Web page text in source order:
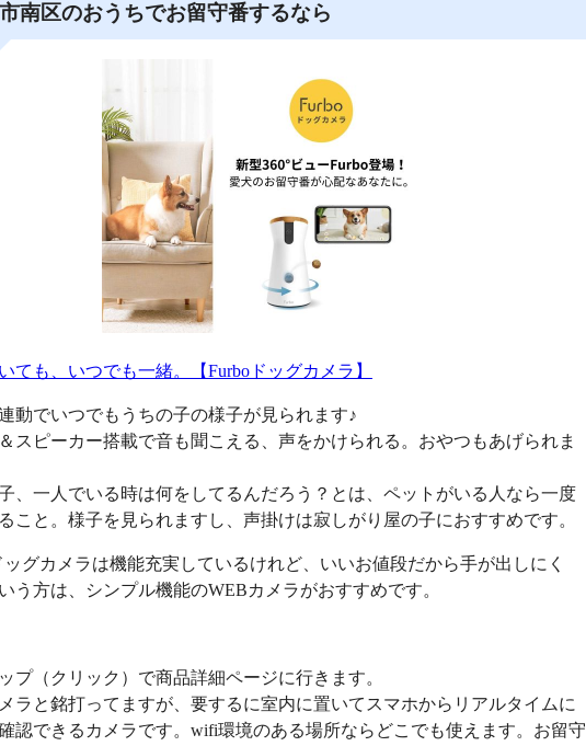
南区のおうちでお留守番するなら
ても、いつでも一緒。【Furboドッグカメラ】
動でいつでもうちの子の様子が見られます♪
スピーカー搭載で音も聞こえる、声をかけられる。おやつもあげられま
、一人でいる時は何をしてるんだろう？とは、ペットがいる人なら一度
こと。様子を見られますし、声掛けは寂しがり屋の子におすすめです。
ッグカメラは機能充実しているけれど、いいお値段だから手が出しにく
う方は、シンプル機能のWEBカメラがおすすめです。
プ（クリック）で商品詳細ページに行きます。
ラと銘打ってますが、要するに室内に置いてスマホからリアルタイムに
認できるカメラです。wifi環境のある場所ならどこでも使えます。お留守